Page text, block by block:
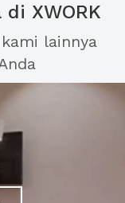
XWORK
lainnya